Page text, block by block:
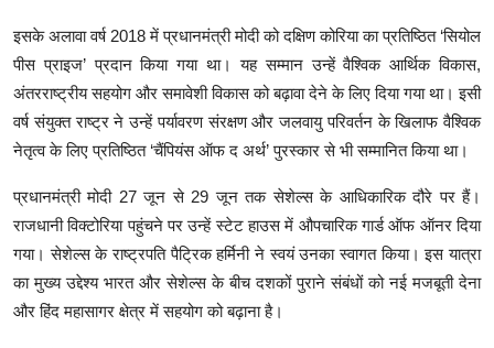
इसके अलावा वर्ष 2018 में प्रधानमंत्री मोदी को दक्षिण कोरिया का प्रतिष्ठित ‘सियोल
पीस प्राइज’ प्रदान किया गया था। यह सम्मान उन्हें वैश्विक आर्थिक विकास,
अंतरराष्ट्रीय सहयोग और समावेशी विकास को बढ़ावा देने के लिए दिया गया था। इसी
वर्ष संयुक्त राष्ट्र ने उन्हें पर्यावरण संरक्षण और जलवायु परिवर्तन के खिलाफ वैश्विक
नेतृत्व के लिए प्रतिष्ठित ‘चैंपियंस ऑफ द अर्थ’ पुरस्कार से भी सम्मानित किया था।
प्रधानमंत्री मोदी 27 जून से 29 जून तक सेशेल्स के आधिकारिक दौरे पर हैं।
राजधानी विक्टोरिया पहुंचने पर उन्हें स्टेट हाउस में औपचारिक गार्ड ऑफ ऑनर दिया
गया। सेशेल्स के राष्ट्रपति पैट्रिक हर्मिनी ने स्वयं उनका स्वागत किया। इस यात्रा
का मुख्य उद्देश्य भारत और सेशेल्स के बीच दशकों पुराने संबंधों को नई मजबूती देना
और हिंद महासागर क्षेत्र में सहयोग को बढ़ाना है।